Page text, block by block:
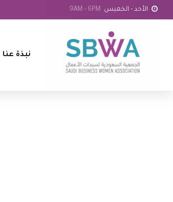
الأحد - الخميس 9AM - 6PM
نبذة عنا